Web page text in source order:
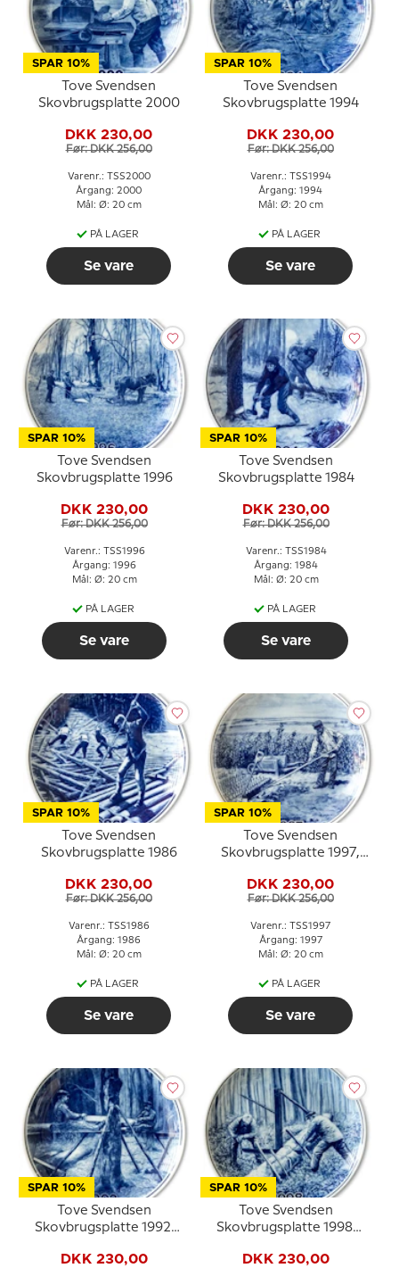
SPAR 10%
Tove Svendsen
Skovbrugsplatte 2000
DKK 230,00
Før: DKK 256,00
Varenr.: TSS2000
Årgang: 2000
Mål: Ø: 20 cm
PÅ LAGER
Se vare
SPAR 10%
Tove Svendsen
Skovbrugsplatte 1994
DKK 230,00
Før: DKK 256,00
Varenr.: TSS1994
Årgang: 1994
Mål: Ø: 20 cm
PÅ LAGER
Se vare
SPAR 10%
Tove Svendsen
Skovbrugsplatte 1996
DKK 230,00
Før: DKK 256,00
Varenr.: TSS1996
Årgang: 1996
Mål: Ø: 20 cm
PÅ LAGER
Se vare
SPAR 10%
Tove Svendsen
Skovbrugsplatte 1984
DKK 230,00
Før: DKK 256,00
Varenr.: TSS1984
Årgang: 1984
Mål: Ø: 20 cm
PÅ LAGER
Se vare
SPAR 10%
Tove Svendsen
Skovbrugsplatte 1986
DKK 230,00
Før: DKK 256,00
Varenr.: TSS1986
Årgang: 1986
Mål: Ø: 20 cm
PÅ LAGER
Se vare
SPAR 10%
Tove Svendsen
Skovbrugsplatte 1997,
DKK 230,00
Før: DKK 256,00
Varenr.: TSS1997
Årgang: 1997
Mål: Ø: 20 cm
PÅ LAGER
Se vare
SPAR 10%
Tove Svendsen
Skovbrugsplatte 1992,
DKK 230,00
SPAR 10%
Tove Svendsen
Skovbrugsplatte 1998,
DKK 230,00